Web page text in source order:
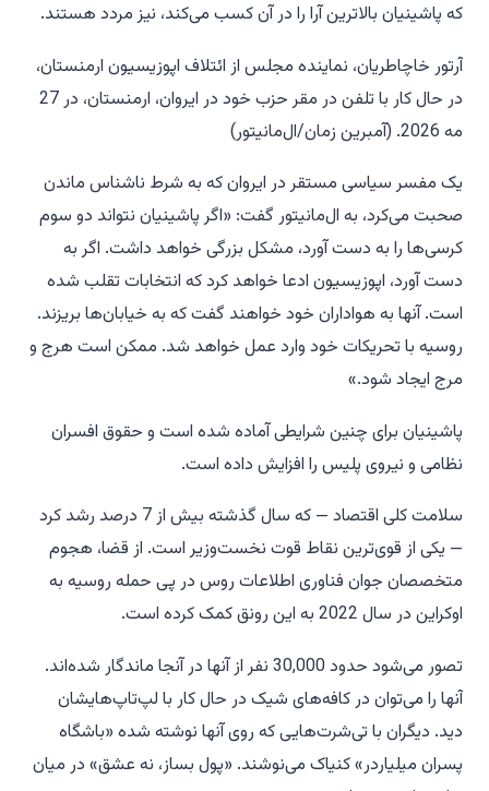
که پاشینیان بالاترین آرا را در آن کسب می‌کند، نیز مردد هستند.
آرتور خاچاطریان، نماینده مجلس از ائتلاف اپوزیسیون ارمنستان،
در حال کار با تلفن در مقر حزب خود در ایروان، ارمنستان، در 27
مه 2026. (آمبرین زمان/ال‌مانیتور)
یک مفسر سیاسی مستقر در ایروان که به شرط ناشناس ماندن
صحبت می‌کرد، به ال‌مانیتور گفت: «اگر پاشینیان نتواند دو سوم
کرسی‌ها را به دست آورد، مشکل بزرگی خواهد داشت. اگر به
دست آورد، اپوزیسیون ادعا خواهد کرد که انتخابات تقلب شده
است. آنها به هواداران خود خواهند گفت که به خیابان‌ها بریزند.
روسیه با تحریکات خود وارد عمل خواهد شد. ممکن است هرج و
مرج ایجاد شود.»
پاشینیان برای چنین شرایطی آماده شده است و حقوق افسران
نظامی و نیروی پلیس را افزایش داده است.
سلامت کلی اقتصاد — که سال گذشته بیش از 7 درصد رشد کرد
— یکی از قوی‌ترین نقاط قوت نخست‌وزیر است. از قضا، هجوم
متخصصان جوان فناوری اطلاعات روس در پی حمله روسیه به
اوکراین در سال 2022 به این رونق کمک کرده است.
تصور می‌شود حدود 30,000 نفر از آنها در آنجا ماندگار شده‌اند.
آنها را می‌توان در کافه‌های شیک در حال کار با لپ‌تاپ‌هایشان
دید. دیگران با تی‌شرت‌هایی که روی آنها نوشته شده «باشگاه
پسران میلیاردر» کنیاک می‌نوشند. «پول بساز، نه عشق» در میان